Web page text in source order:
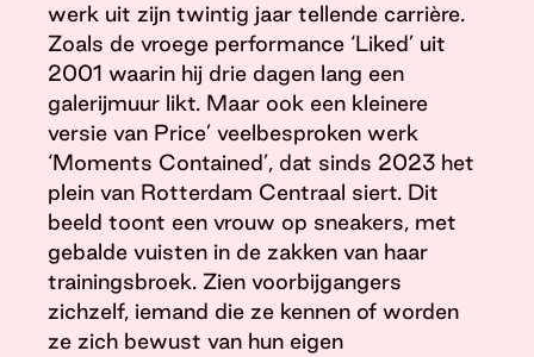
werk uit zijn twintig jaar tellende carrière.
Zoals de vroege performance ‘Liked’ uit
2001 waarin hij drie dagen lang een
galerijmuur likt. Maar ook een kleinere
versie van Price’ veelbesproken werk
‘Moments Contained’, dat sinds 2023 het
plein van Rotterdam Centraal siert. Dit
beeld toont een vrouw op sneakers, met
gebalde vuisten in de zakken van haar
trainingsbroek. Zien voorbijgangers
zichzelf, iemand die ze kennen of worden
ze zich bewust van hun eigen